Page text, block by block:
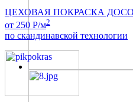
ЦЕХОВАЯ ПОКРАСКА
от 250 Р/м2
по скандинавской технологии